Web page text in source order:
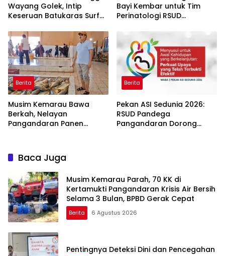
Wayang Golek, Intip
Keseruan Batukaras Surf
Bayi Kembar untuk Tim
Perinatologi RSUD
Ibu Kedua
Berita
Musim Kemarau Bawa
Berkah, Nelayan
Pangandaran Panen
Berita
Pekan ASI Sedunia 2026:
RSUD Pandega
Pangandaran Dorong
Baca Juga
Musim Kemarau Parah, 70 KK di
Kertamukti Pangandaran Krisis Air Bersih
Selama 3 Bulan, BPBD Gerak Cepat
Berita 6 Agustus 2026
Pentingnya Deteksi Dini dan Pencegahan